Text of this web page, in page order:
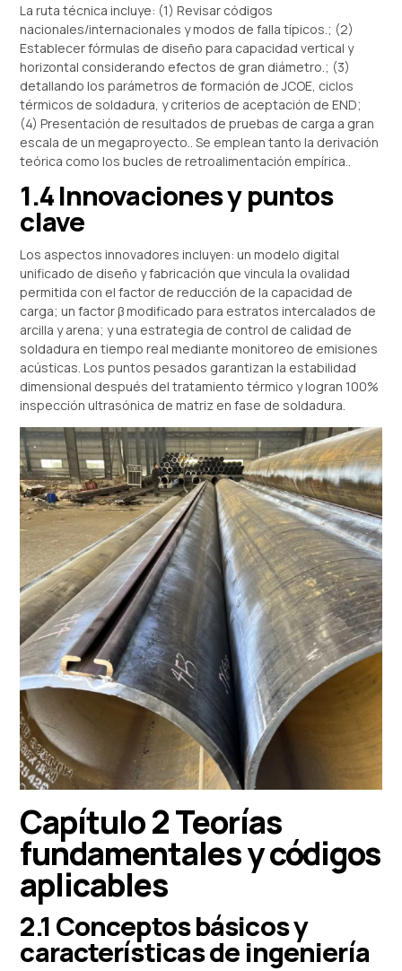
La ruta técnica incluye: (1) Revisar códigos
nacionales/internacionales y modos de falla típicos.; (2)
Establecer fórmulas de diseño para capacidad vertical y
horizontal considerando efectos de gran diámetro.; (3)
detallando los parámetros de formación de JCOE, ciclos
térmicos de soldadura, y criterios de aceptación de END;
(4) Presentación de resultados de pruebas de carga a gran
escala de un megaproyecto.. Se emplean tanto la derivación
teórica como los bucles de retroalimentación empírica..
1.4 Innovaciones y puntos
clave
Los aspectos innovadores incluyen: un modelo digital
unificado de diseño y fabricación que vincula la ovalidad
permitida con el factor de reducción de la capacidad de
carga; un factor β modificado para estratos intercalados de
arcilla y arena; y una estrategia de control de calidad de
soldadura en tiempo real mediante monitoreo de emisiones
acústicas. Los puntos pesados ​​garantizan la estabilidad
dimensional después del tratamiento térmico y logran 100%
inspección ultrasónica de matriz en fase de soldadura.
Capítulo 2 Teorías
fundamentales y códigos
aplicables
2.1 Conceptos básicos y
características de ingeniería